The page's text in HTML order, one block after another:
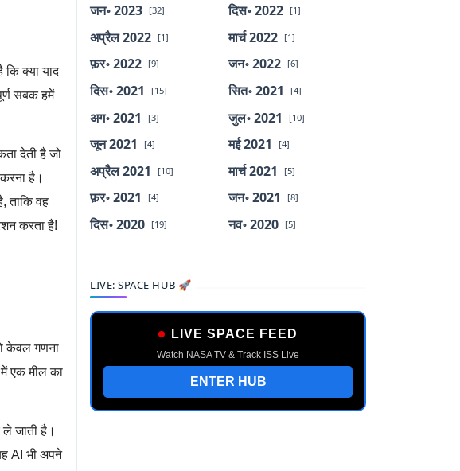
क्या याद
सबक हमें
देती है जो
है।
ताकि वह
करता है!
केवल गणना
एक मील का
जाती है।
AI भी अपने
जन॰ 2023 [32] दिस॰ 2022 [1]
अप्रैल 2022 [1] मार्च 2022 [1]
फ़र॰ 2022 [9] जन॰ 2022 [6]
दिस॰ 2021 [15] सित॰ 2021 [4]
अग॰ 2021 [3] जुल॰ 2021 [10]
जून 2021 [4] मई 2021 [4]
अप्रैल 2021 [10] मार्च 2021 [5]
फ़र॰ 2021 [4] जन॰ 2021 [8]
दिस॰ 2020 [19] नव॰ 2020 [5]
LIVE: SPACE HUB 🚀
LIVE SPACE FEED
Watch NASA TV & Track ISS Live
ENTER HUB